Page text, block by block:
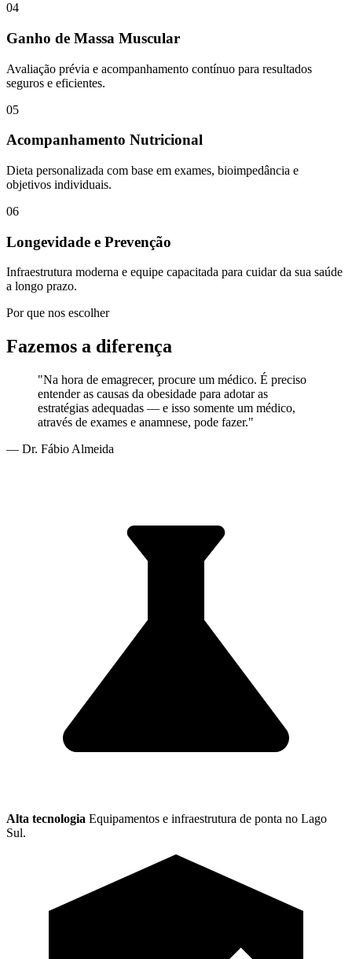
04
Ganho de Massa Muscular
Avaliação prévia e acompanhamento contínuo para resultados
seguros e eficientes.
05
Acompanhamento Nutricional
Dieta personalizada com base em exames, bioimpedância e
objetivos individuais.
06
Longevidade e Prevenção
Infraestrutura moderna e equipe capacitada para cuidar da sua saúde
a longo prazo.
Por que nos escolher
Fazemos a diferença
"Na hora de emagrecer, procure um médico. É preciso
entender as causas da obesidade para adotar as
estratégias adequadas — e isso somente um médico,
através de exames e anamnese, pode fazer."
— Dr. Fábio Almeida
Alta tecnologia Equipamentos e infraestrutura de ponta no Lago
Sul.